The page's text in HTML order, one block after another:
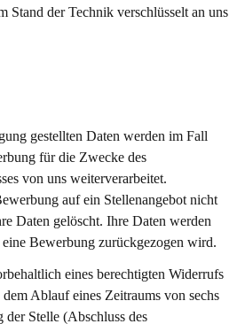
Stand der Technik verschlüsselt an uns
gestellten Daten werden im Fall
für die Zwecke des
von uns weiterverarbeitet.
auf ein Stellenangebot nicht
Daten gelöscht. Ihre Daten werden
Bewerbung zurückgezogen wird.
eines berechtigten Widerrufs
Ablauf eines Zeitraums von sechs
der Stelle (Abschluss des